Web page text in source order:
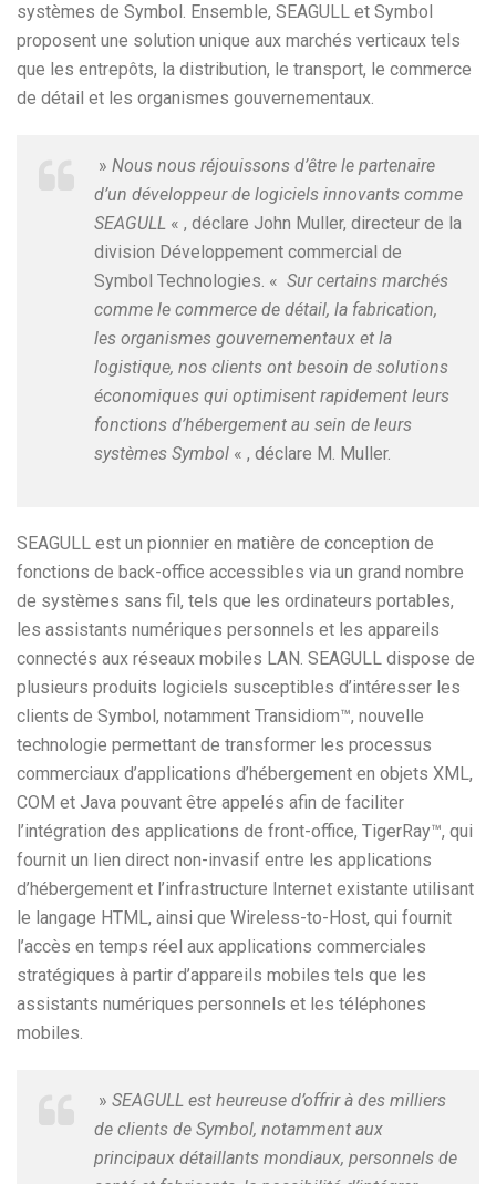
systèmes de Symbol. Ensemble, SEAGULL et Symbol
proposent une solution unique aux marchés verticaux tels
que les entrepôts, la distribution, le transport, le commerce
de détail et les organismes gouvernementaux.
» Nous nous réjouissons d’être le partenaire
d’un développeur de logiciels innovants comme
SEAGULL « , déclare John Muller, directeur de la
division Développement commercial de
Symbol Technologies. « Sur certains marchés
comme le commerce de détail, la fabrication,
les organismes gouvernementaux et la
logistique, nos clients ont besoin de solutions
économiques qui optimisent rapidement leurs
fonctions d’hébergement au sein de leurs
systèmes Symbol « , déclare M. Muller.
SEAGULL est un pionnier en matière de conception de
fonctions de back-office accessibles via un grand nombre
de systèmes sans fil, tels que les ordinateurs portables,
les assistants numériques personnels et les appareils
connectés aux réseaux mobiles LAN. SEAGULL dispose de
plusieurs produits logiciels susceptibles d’intéresser les
clients de Symbol, notamment Transidiom™, nouvelle
technologie permettant de transformer les processus
commerciaux d’applications d’hébergement en objets XML,
COM et Java pouvant être appelés afin de faciliter
l’intégration des applications de front-office, TigerRay™, qui
fournit un lien direct non-invasif entre les applications
d’hébergement et l’infrastructure Internet existante utilisant
le langage HTML, ainsi que Wireless-to-Host, qui fournit
l’accès en temps réel aux applications commerciales
stratégiques à partir d’appareils mobiles tels que les
assistants numériques personnels et les téléphones
mobiles.
» SEAGULL est heureuse d’offrir à des milliers
de clients de Symbol, notamment aux
principaux détaillants mondiaux, personnels de